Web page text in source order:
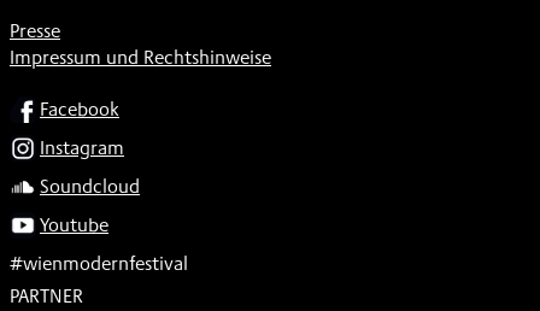
Presse
Impressum und Rechtshinweise
SOCIALFacebook
Instagram
Soundcloud
Youtube
#wienmodernfestival
PARTNER